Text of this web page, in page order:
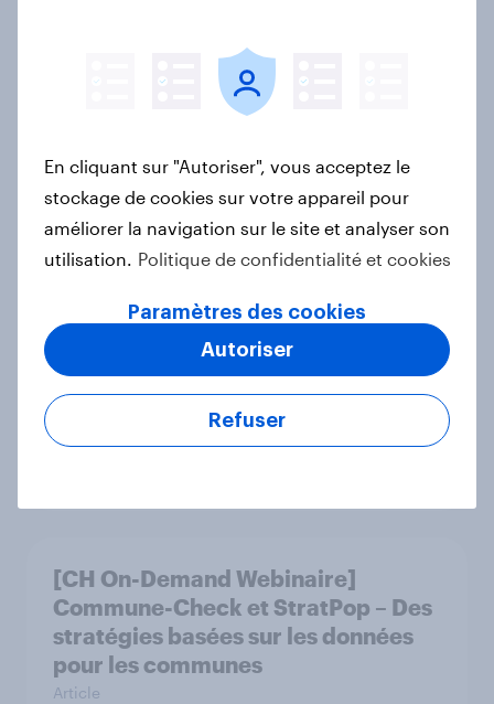
Biggest Brand Movers – France –
Avril 2026
How Spikes makes advertising
effectiveness measurable with
Étude de Cas
Le Live Shopping en France : encore
discret mais ultra-performant
[CH On-Demand Webinaire]
Commune-Check et StratPop – Des
stratégies basées sur les données
pour les communes
Article
En cliquant sur "Autoriser", vous acceptez le
stockage de cookies sur votre appareil pour
améliorer la navigation sur le site et analyser son
utilisation. Politique de confidentialité et cookies
Paramètres des cookies
Refuser
Autoriser